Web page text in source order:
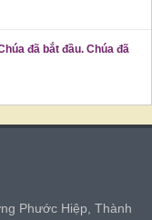
đã bắt đầu. Chúa đã
Phước Hiệp, Thành